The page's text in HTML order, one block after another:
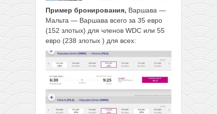
Пример бронирования, Варшава —
Мальта — Варшава всего за 35 евро
(152 злотых) для членов WDC или 55
евро (238 злотых ) для всех: